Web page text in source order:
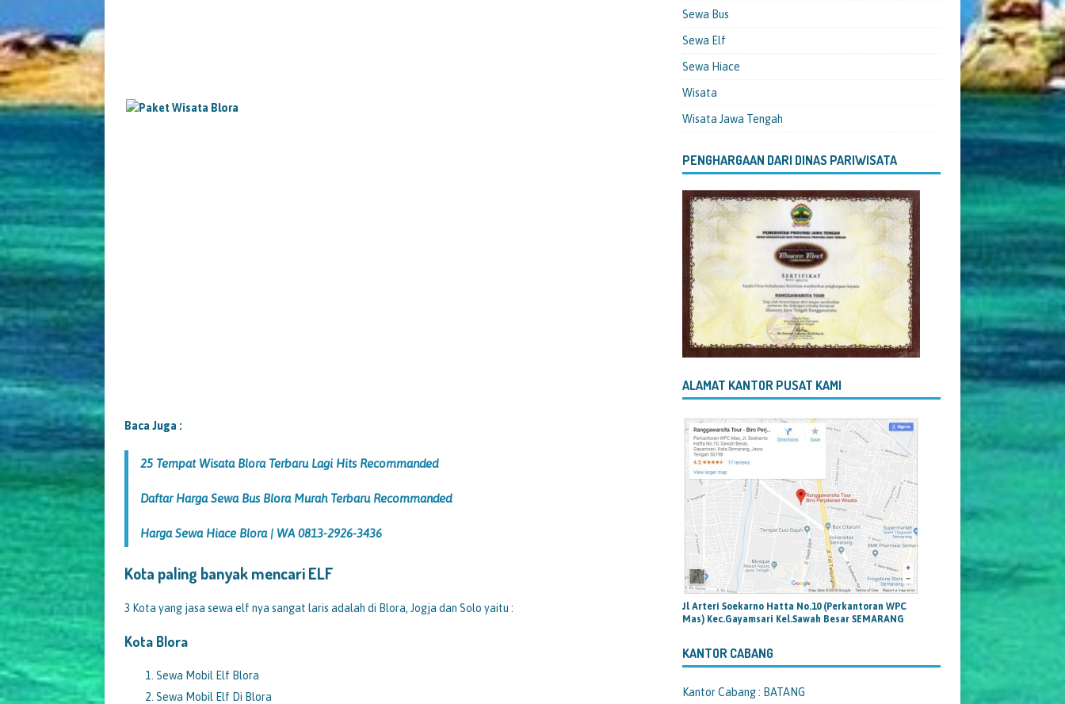
Baca Juga :
25 Tempat Wisata Blora Terbaru Lagi Hits Recommanded
Daftar Harga Sewa Bus Blora Murah Terbaru Recommanded
Harga Sewa Hiace Blora | WA 0813-2926-3436
Kota paling banyak mencari ELF
3 Kota yang jasa sewa elf nya sangat laris adalah di Blora, Jogja dan Solo yaitu :
Kota Blora
Sewa Mobil Elf Blora
Sewa Mobil Elf Di Blora
Sewa Bus
Sewa Elf
Sewa Hiace
Wisata
Wisata Jawa Tengah
PENGHARGAAN DARI DINAS PARIWISATA
ALAMAT KANTOR PUSAT KAMI
Jl Arteri Soekarno Hatta No.10 (Perkantoran WPC
Mas) Kec.Gayamsari Kel.Sawah Besar SEMARANG
KANTOR CABANG
Kantor Cabang : BATANG